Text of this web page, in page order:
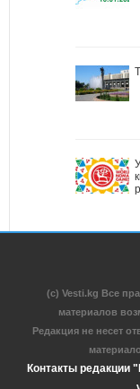
(c) Vesti.kg Все
материалов
Редакция не несет
Контакты редакции